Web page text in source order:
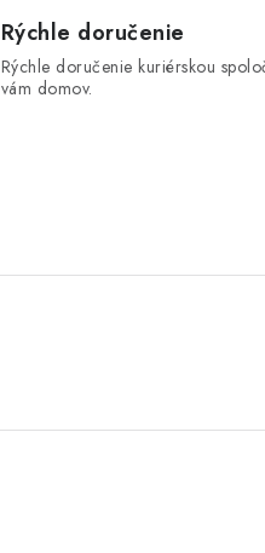
Rýchle doručenie
Rýchle doručenie kuriérskou
vám domov.